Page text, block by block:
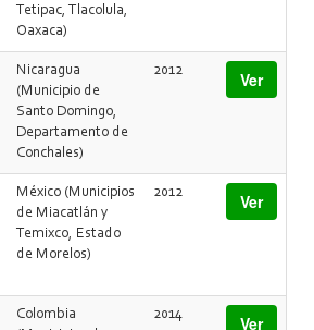
Tetipac, Tlacolula,
Oaxaca)
Nicaragua
(Municipio de
Santo Domingo,
Departamento de
Conchales)
2012 Ver
México (Municipios
de Miacatlán y
Temixco, Estado
de Morelos)
2012 Ver
Colombia
2014 Ver